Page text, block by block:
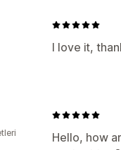
I love it,
Hello, how